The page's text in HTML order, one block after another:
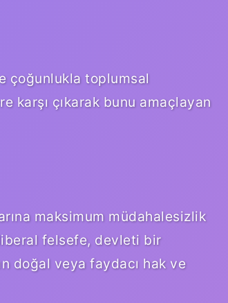
çoğunlukla toplumsal
karşı çıkarak bunu amaçlayan
maksimum müdahalesizlik
felsefe, devleti bir
doğal veya faydacı hak ve